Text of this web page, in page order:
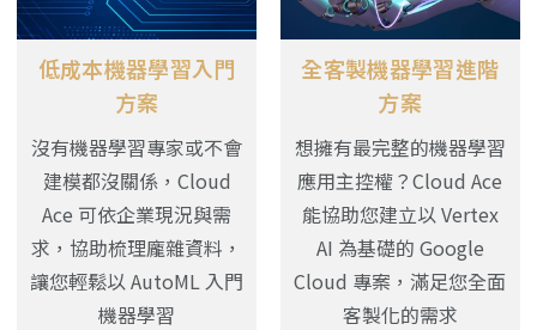
低成本機器學習入門
方案
沒有機器學習專家或不會
建模都沒關係，Cloud
Ace 可依企業現況與需
求，協助梳理龐雜資料，
讓您輕鬆以 AutoML 入門
機器學習
全客製機器學習進階
方案
想擁有最完整的機器學習
應用主控權？Cloud Ace
能協助您建立以 Vertex
AI 為基礎的 Google
Cloud 專案，滿足您全面
客製化的需求